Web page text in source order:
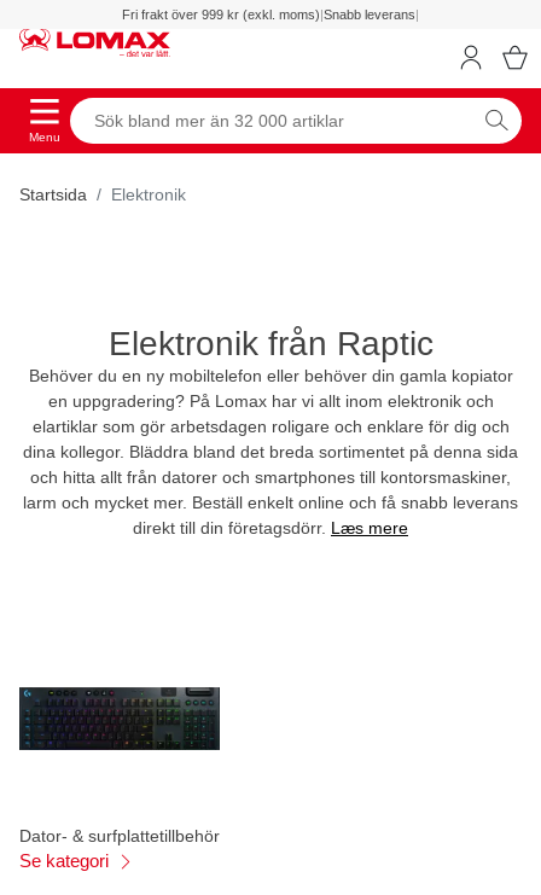
Fri frakt över 999 kr (exkl. moms)|Snabb leverans|
Menu
Startsida Elektronik
Elektronik från Raptic
Behöver du en ny mobiltelefon eller behöver din gamla kopiator
en uppgradering? På Lomax har vi allt inom elektronik och
elartiklar som gör arbetsdagen roligare och enklare för dig och
dina kollegor. Bläddra bland det breda sortimentet på denna sida
och hitta allt från datorer och smartphones till kontorsmaskiner,
larm och mycket mer. Beställ enkelt online och få snabb leverans
direkt till din företagsdörr. Læs mere
Dator- & surfplattetillbehör
Se kategori